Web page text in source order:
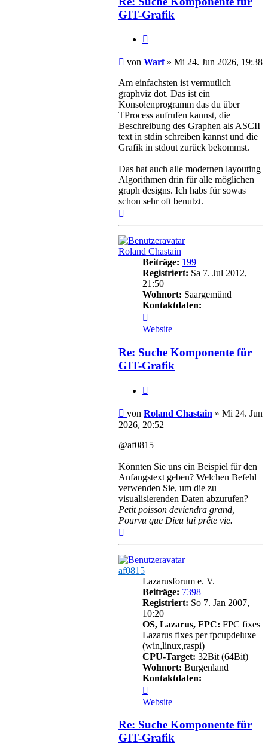
GIT-Grafik
Beitrag
von Warf» Mi 24. Jun 2026, 19:38
Am einfachsten ist vermutlich
graphviz dot. Das ist ein
Konsolenprogramm das du über
TProcess aufrufen kannst, die
Beschreibung des Graphen als ASCII
text in stdin schreiben kannst und die
Grafik in stdout zurück bekommst.
Das hat auch alle modernen layouting
Algorithmen drin für alle möglichen
graph designs. Ich habs für sowas
schon sehr oft benutzt.
Roland Chastain
Beiträge: 199
Registriert: Sa 7. Jul 2012,
21:50
Wohnort: Saargemünd
Kontaktdaten:
von
Roland
Chastain
Website
Re: Suche Komponente für
GIT-Grafik
Beitrag
von Roland Chastain » Mi 24. Jun
2026, 20:52
@af0815
Könnten Sie uns ein Beispiel für den
Anfangstext geben? Welchen Befehl
verwenden Sie, um die zu
visualisierenden Daten abzurufen?
Petit poisson deviendra grand,
Pourvu que Dieu lui prête vie.
af0815
Lazarusforum e. V.
Beiträge: 7398
Registriert: So 7. Jan 2007,
10:20
OS, Lazarus, FPC: FPC fixes
Lazarus fixes per fpcupdeluxe
(win,linux,raspi)
CPU-Target: 32Bit (64Bit)
Wohnort: Burgenland
Kontaktdaten:
von
af0815
Website
Re: Suche Komponente für
GIT-Grafik